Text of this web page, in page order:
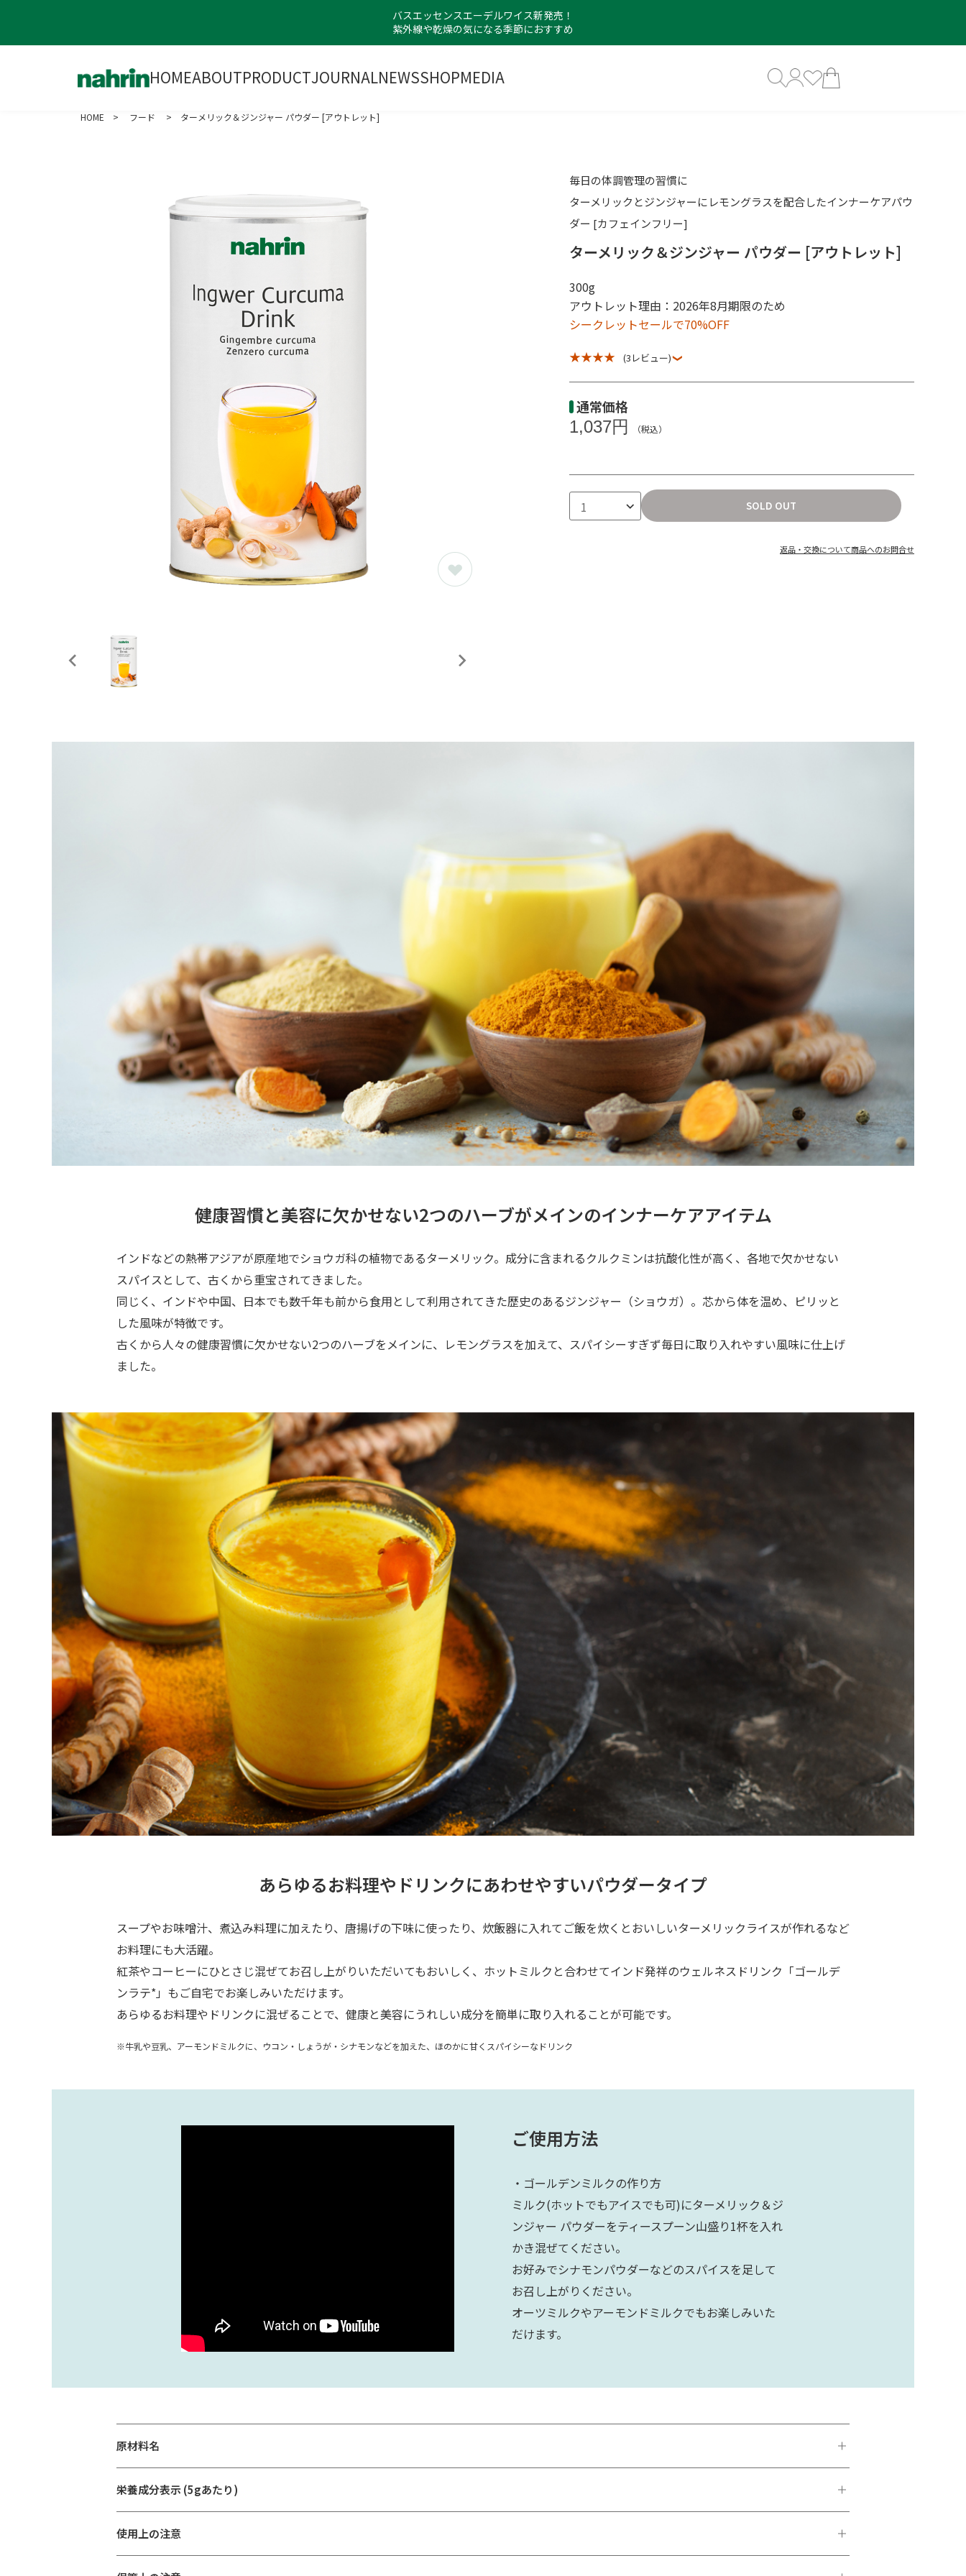
バスエッセンスエーデルワイス新発売！
紫外線や乾燥の気になる季節におすすめ
HOMEABOUTPRODUCTJOURNALNEWSSHOPMEDIA
HOME > フード > ターメリック＆ジンジャー パウダー [アウトレット]
毎日の体調管理の習慣に
ターメリックとジンジャーにレモングラスを配合したインナーケアパウ
ダー [カフェインフリー]
ターメリック＆ジンジャー パウダー [アウトレット]
300g
アウトレット理由：2026年8月期限のため
シークレットセールで70%OFF
★ ★ ★ ★
(3レビュー)
通常価格
1,037円 （税込）
SOLD OUT
返品・交換について商品へのお問合せ
健康習慣と美容に欠かせない2つのハーブがメインのインナーケアアイテム
インドなどの熱帯アジアが原産地でショウガ科の植物であるターメリック。成分に含まれるクルクミンは抗酸化性が高く、各地で欠かせない
スパイスとして、古くから重宝されてきました。
同じく、インドや中国、日本でも数千年も前から食用として利用されてきた歴史のあるジンジャー（ショウガ）。芯から体を温め、ピリッと
した風味が特徴です。
古くから人々の健康習慣に欠かせない2つのハーブをメインに、レモングラスを加えて、スパイシーすぎず毎日に取り入れやすい風味に仕上げ
ました。
あらゆるお料理やドリンクにあわせやすいパウダータイプ
スープやお味噌汁、煮込み料理に加えたり、唐揚げの下味に使ったり、炊飯器に入れてご飯を炊くとおいしいターメリックライスが作れるなど
お料理にも大活躍。
紅茶やコーヒーにひとさじ混ぜてお召し上がりいただいてもおいしく、ホットミルクと合わせてインド発祥のウェルネスドリンク「ゴールデ
ンラテ*」もご自宅でお楽しみいただけます。
あらゆるお料理やドリンクに混ぜることで、健康と美容にうれしい成分を簡単に取り入れることが可能です。
※牛乳や豆乳、アーモンドミルクに、ウコン・しょうが・シナモンなどを加えた、ほのかに甘くスパイシーなドリンク
ご使用方法
・ゴールデンミルクの作り方
ミルク(ホットでもアイスでも可)にターメリック＆ジ
ンジャー パウダーをティースプーン山盛り1杯を入れ
かき混ぜてください。
お好みでシナモンパウダーなどのスパイスを足して
お召し上がりください。
オーツミルクやアーモンドミルクでもお楽しみいた
だけます。
原材料名
栄養成分表示 (5gあたり)
使用上の注意